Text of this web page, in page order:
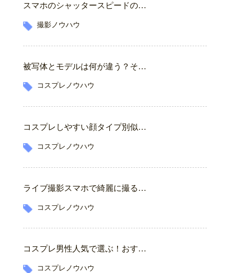
スマホのシャッタースピードの…
撮影ノウハウ
被写体とモデルは何が違う？そ…
コスプレノウハウ
コスプレしやすい顔タイプ別似…
コスプレノウハウ
ライブ撮影スマホで綺麗に撮る…
コスプレノウハウ
コスプレ男性人気で選ぶ！おす…
コスプレノウハウ